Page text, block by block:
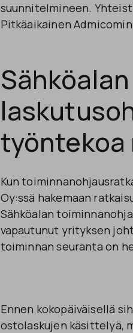
suunnitelmineen.
Pitkäaikainen
Kun
Oy:ssä hakemaan
Sähköalan
vapautunut yrityksen
toiminnan seuranta on
Ennen kokopäiväisellä
ostolaskujen käsittelyä,